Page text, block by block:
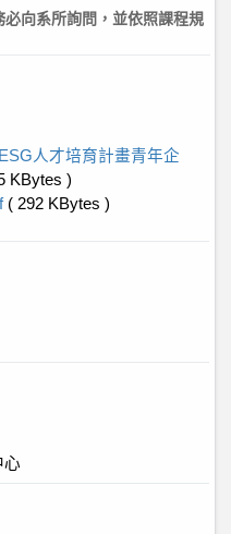
向系所詢問，並依照課程規
人才培育計畫青年企
KBytes )
( 292 KBytes )
心